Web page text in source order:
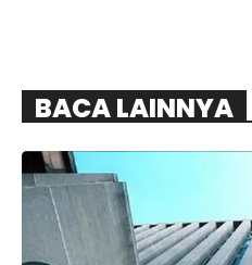
BACA LAINNYA